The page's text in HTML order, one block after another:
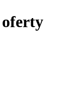
oferty